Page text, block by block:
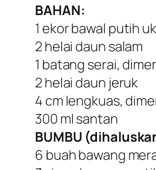
BAHAN:
1 ekor bawal putih
2 helai daun salam
1 batang serai,
2 helai daun jeruk
4 cm lengkuas,
300 ml santan
BUMBU
6 buah bawang